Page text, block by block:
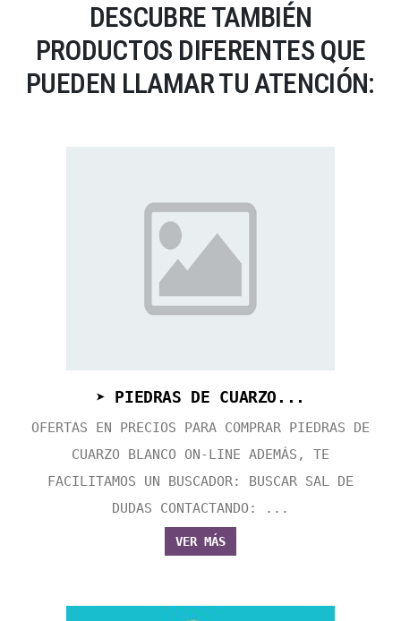
DESCUBRE TAMBIÉN
PRODUCTOS DIFERENTES QUE
PUEDEN LLAMAR TU ATENCIÓN:
➤ PIEDRAS DE CUARZO...
OFERTAS EN PRECIOS PARA COMPRAR PIEDRAS DE
CUARZO BLANCO ON-LINE ADEMÁS, TE
FACILITAMOS UN BUSCADOR: BUSCAR SAL DE
DUDAS CONTACTANDO: ...
VER MÁS